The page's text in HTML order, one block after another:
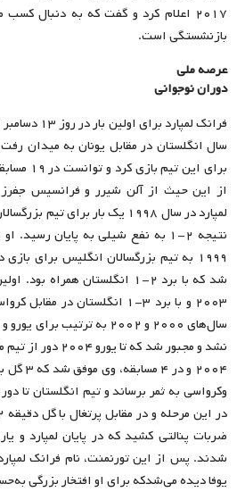
۲۰۱۷ اعلام کرد و گفت که به دنبال
بازنشستگی است.
عرصه ملی
دوران نوجوانی
از این حیث از آلن شیرر و فرانسیس
لمپارد در سال ۱۹۹۸ یک بار برای
۱۹۹۹ به تیم بزرگسالان انگلیس برای
۲۰۰۳ و با برد ۳-۱ انگلستان در
سال‌های ۲۰۰۰ و ۲۰۰۲ به
نشد و مجبور شد که
۲۰۰۴ و
وکرواسی به ثمر برساند و تیم انگلستان تا
ضربات پنالتی کشید که در پایان لمپارد و
شدند. پس از این تورنمنت، نام فرانک
یوفا دیده می‌شدکه برای او افتخار بزرگی